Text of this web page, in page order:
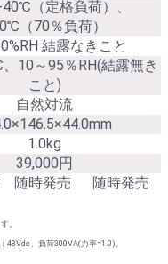
（定格負荷）、
（70％負荷）
結露なきこと
10～95％RH(結露無き
こと)
自然対流
1.0kg
39,000円
随時発売 随時発売
。
、負荷300VA(力率=1.0)、